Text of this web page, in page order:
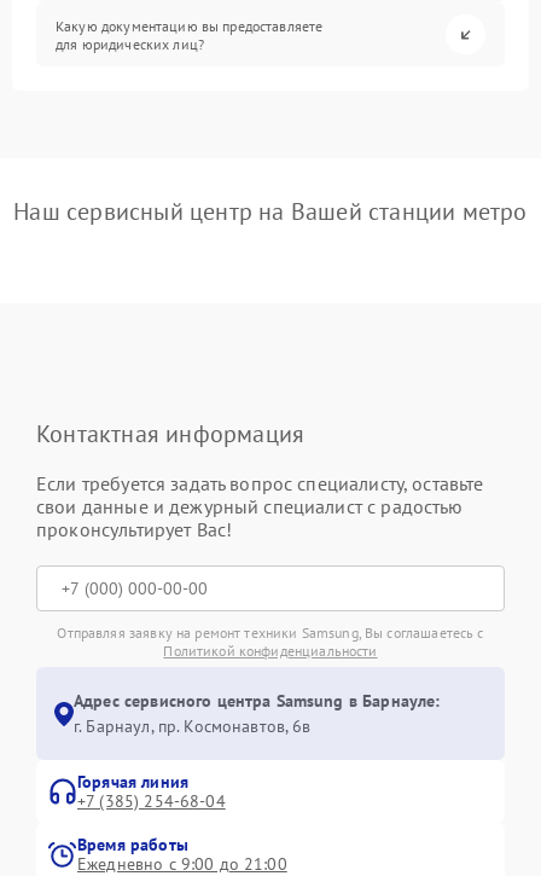
Какую документацию вы предоставляете
для юридических лиц?
Наш сервисный центр на Вашей станции метро
Контактная информация
Если требуется задать вопрос специалисту, оставьте
свои данные и дежурный специалист с радостью
проконсультирует Вас!
Отправляя заявку на ремонт техники Samsung, Вы соглашаетесь с
Политикой конфиденциальности
Адрес сервисного центра Samsung в Барнауле:
г. Барнаул, ​пр. Космонавтов, 6в
Горячая линия
+7 (385) 254-68-04
Время работы
Ежедневно с 9:00 до 21:00